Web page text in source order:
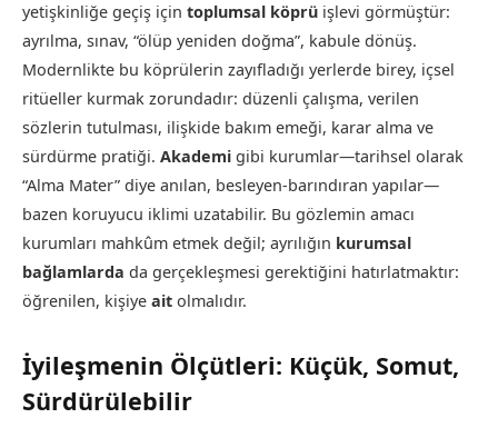
yetişkinliğe geçiş için toplumsal köprü işlevi görmüştür:
ayrılma, sınav, “ölüp yeniden doğma”, kabule dönüş.
Modernlikte bu köprülerin zayıfladığı yerlerde birey, içsel
ritüeller kurmak zorundadır: düzenli çalışma, verilen
sözlerin tutulması, ilişkide bakım emeği, karar alma ve
sürdürme pratiği. Akademi gibi kurumlar—tarihsel olarak
“Alma Mater” diye anılan, besleyen-barındıran yapılar—
bazen koruyucu iklimi uzatabilir. Bu gözlemin amacı
kurumları mahkûm etmek değil; ayrılığın kurumsal
bağlamlarda da gerçekleşmesi gerektiğini hatırlatmaktır:
öğrenilen, kişiye ait olmalıdır.
İyileşmenin Ölçütleri: Küçük, Somut,
Sürdürülebilir